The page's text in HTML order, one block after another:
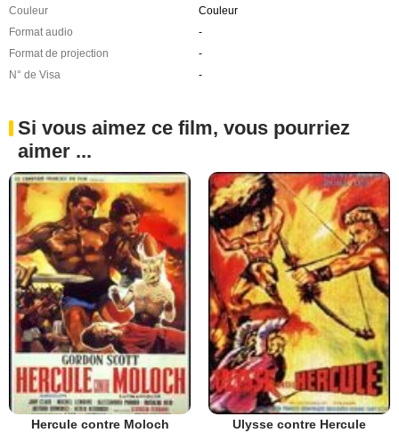
Couleur
Couleur
Format audio
-
Format de projection
-
N° de Visa
-
Si vous aimez ce film, vous pourriez
aimer ...
Hercule contre Moloch Ulysse contre Hercule